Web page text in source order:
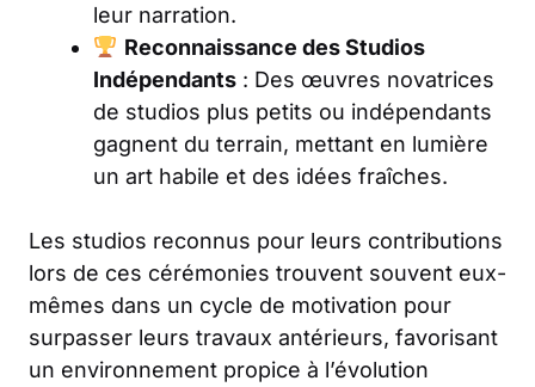
leur narration.
Reconnaissance des Studios
Indépendants : Des œuvres novatrices
de studios plus petits ou indépendants
gagnent du terrain, mettant en lumière
un art habile et des idées fraîches.
Les studios reconnus pour leurs contributions
lors de ces cérémonies trouvent souvent eux-
mêmes dans un cycle de motivation pour
surpasser leurs travaux antérieurs, favorisant
un environnement propice à l’évolution